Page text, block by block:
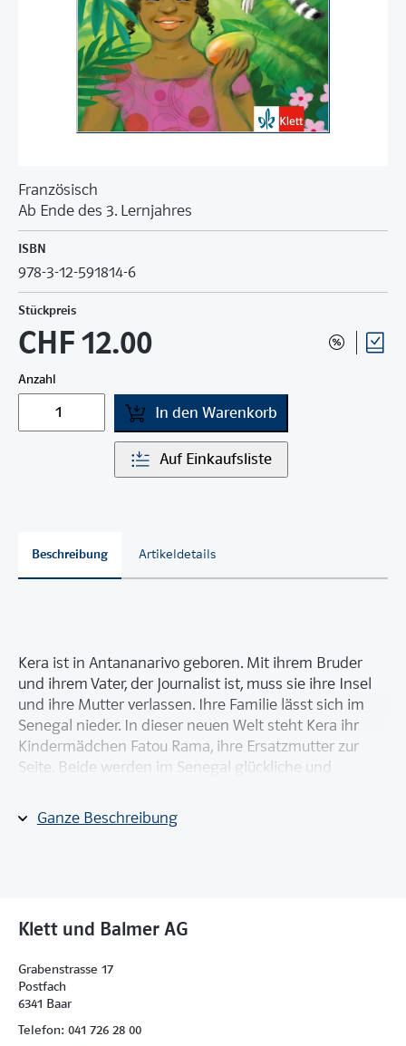
Französisch
Ab Ende des 3. Lernjahres
ISBN
978-3-12-591814-6
Stückpreis
CHF 12.00
Anzahl
In den Warenkorb
Auf Einkaufsliste
Beschreibung Artikeldetails
Ganze Beschreibung
Kera ist in Antananarivo geboren. Mit ihrem Bruder
und ihrem Vater, der Journalist ist, muss sie ihre Insel
und ihre Mutter verlassen. Ihre Familie lässt sich im
Senegal nieder. In dieser neuen Welt steht Kera ihr
Kindermädchen Fatou Rama, ihre Ersatzmutter zur
Seite. Beide werden im Senegal glückliche und
Momente erleben.
in Band 3 vonDécouvertes, Série bleue
Klett und Balmer AG
Grabenstrasse 17
Postfach
6341 Baar
Telefon: 041 726 28 00